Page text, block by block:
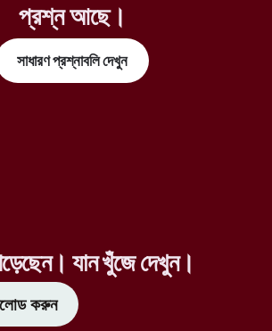
প্রশ্ন আছে।
সাধারণ প্রশ্নাবলি দেখুন
যান খুঁজে দেখুন।
করুন